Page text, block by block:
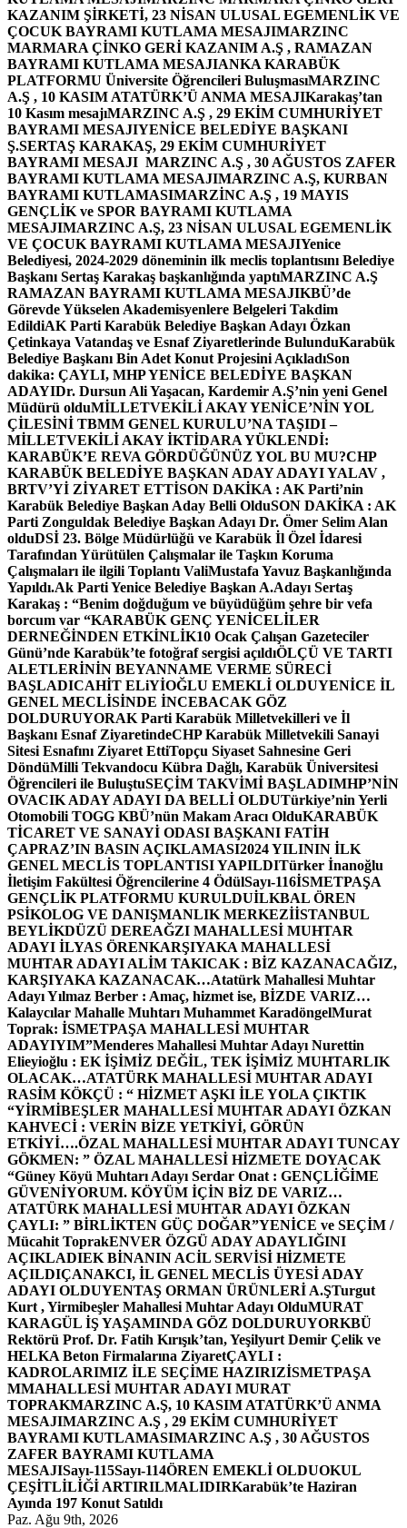
KAZANIM ŞİRKETİ, 23 NİSAN ULUSAL EGEMENLİK VE
ÇOCUK BAYRAMI KUTLAMA MESAJIMARZINC
MARMARA ÇİNKO GERİ KAZANIM A.Ş , RAMAZAN
BAYRAMI KUTLAMA MESAJIANKA KARABÜK
PLATFORMU Üniversite Öğrencileri BuluşmasıMARZINC
A.Ş , 10 KASIM ATATÜRK’Ü ANMA MESAJIKarakaş’tan
10 Kasım mesajıMARZINC A.Ş , 29 EKİM CUMHURİYET
BAYRAMI MESAJIYENİCE BELEDİYE BAŞKANI
Ş.SERTAŞ KARAKAŞ, 29 EKİM CUMHURİYET
BAYRAMI MESAJI MARZINC A.Ş , 30 AĞUSTOS ZAFER
BAYRAMI KUTLAMA MESAJIMARZINC A.Ş, KURBAN
BAYRAMI KUTLAMASIMARZİNC A.Ş , 19 MAYIS
GENÇLİK ve SPOR BAYRAMI KUTLAMA
MESAJIMARZINC A.Ş, 23 NİSAN ULUSAL EGEMENLİK
VE ÇOCUK BAYRAMI KUTLAMA MESAJIYenice
Belediyesi, 2024-2029 döneminin ilk meclis toplantısını Belediye
Başkanı Sertaş Karakaş başkanlığında yaptıMARZINC A.Ş
RAMAZAN BAYRAMI KUTLAMA MESAJIKBÜ’de
Görevde Yükselen Akademisyenlere Belgeleri Takdim
EdildiAK Parti Karabük Belediye Başkan Adayı Özkan
Çetinkaya Vatandaş ve Esnaf Ziyaretlerinde BulunduKarabük
Belediye Başkanı Bin Adet Konut Projesini AçıkladıSon
dakika: ÇAYLI, MHP YENİCE BELEDİYE BAŞKAN
ADAYIDr. Dursun Ali Yaşacan, Kardemir A.Ş’nin yeni Genel
Müdürü olduMİLLETVEKİLİ AKAY YENİCE’NİN YOL
ÇİLESİNİ TBMM GENEL KURULU’NA TAŞIDI –
MİLLETVEKİLİ AKAY İKTİDARA YÜKLENDİ:
KARABÜK’E REVA GÖRDÜĞÜNÜZ YOL BU MU?CHP
KARABÜK BELEDİYE BAŞKAN ADAY ADAYI YALAV ,
BRTV’Yİ ZİYARET ETTİSON DAKİKA : AK Parti’nin
Karabük Belediye Başkan Aday Belli OlduSON DAKİKA : AK
Parti Zonguldak Belediye Başkan Adayı Dr. Ömer Selim Alan
olduDSİ 23. Bölge Müdürlüğü ve Karabük İl Özel İdaresi
Tarafından Yürütülen Çalışmalar ile Taşkın Koruma
Çalışmaları ile ilgili Toplantı ValiMustafa Yavuz Başkanlığında
Yapıldı.Ak Parti Yenice Belediye Başkan A.Adayı Sertaş
Karakaş : “Benim doğduğum ve büyüdüğüm şehre bir vefa
borcum var “KARABÜK GENÇ YENİCELİLER
DERNEĞİNDEN ETKİNLİK10 Ocak Çalışan Gazeteciler
Günü’nde Karabük’te fotoğraf sergisi açıldıÖLÇÜ VE TARTI
ALETLERİNİN BEYANNAME VERME SÜRECİ
BAŞLADICAHİT ELiYİOĞLU EMEKLİ OLDUYENİCE İL
GENEL MECLİSİNDE İNCEBACAK GÖZ
DOLDURUYORAK Parti Karabük Milletvekilleri ve İl
Başkanı Esnaf ZiyaretindeCHP Karabük Milletvekili Sanayi
Sitesi Esnafını Ziyaret EttiTopçu Siyaset Sahnesine Geri
DöndüMilli Tekvandocu Kübra Dağlı, Karabük Üniversitesi
Öğrencileri ile BuluştuSEÇİM TAKVİMİ BAŞLADIMHP’NİN
OVACIK ADAY ADAYI DA BELLİ OLDUTürkiye’nin Yerli
Otomobili TOGG KBÜ’nün Makam Aracı OlduKARABÜK
TİCARET VE SANAYİ ODASI BAŞKANI FATİH
ÇAPRAZ’IN BASIN AÇIKLAMASI2024 YILININ İLK
GENEL MECLİS TOPLANTISI YAPILDITürker İnanoğlu
İletişim Fakültesi Öğrencilerine 4 ÖdülSayı-116İSMETPAŞA
GENÇLİK PLATFORMU KURULDUİLKBAL ÖREN
PSİKOLOG VE DANIŞMANLIK MERKEZİİSTANBUL
BEYLİKDÜZÜ DEREAĞZI MAHALLESİ MUHTAR
ADAYI İLYAS ÖRENKARŞIYAKA MAHALLESİ
MUHTAR ADAYI ALİM TAKICAK : BİZ KAZANACAĞIZ,
KARŞIYAKA KAZANACAK…Atatürk Mahallesi Muhtar
Adayı Yılmaz Berber : Amaç, hizmet ise, BİZDE VARIZ…
Kalaycılar Mahalle Muhtarı Muhammet KaradöngelMurat
Toprak: İSMETPAŞA MAHALLESİ MUHTAR
ADAYIYIM”Menderes Mahallesi Muhtar Adayı Nurettin
Elieyioğlu : EK İŞİMİZ DEĞİL, TEK İŞİMİZ MUHTARLIK
OLACAK…ATATÜRK MAHALLESİ MUHTAR ADAYI
RASİM KÖKÇÜ : “ HİZMET AŞKI İLE YOLA ÇIKTIK
“YİRMİBEŞLER MAHALLESİ MUHTAR ADAYI ÖZKAN
KAHVECİ : VERİN BİZE YETKİYİ, GÖRÜN
ETKİYİ….ÖZAL MAHALLESİ MUHTAR ADAYI TUNCAY
GÖKMEN: ” ÖZAL MAHALLESİ HİZMETE DOYACAK
“Güney Köyü Muhtarı Adayı Serdar Onat : GENÇLİĞİME
GÜVENİYORUM. KÖYÜM İÇİN BİZ DE VARIZ…
ATATÜRK MAHALLESİ MUHTAR ADAYI ÖZKAN
ÇAYLI: ” BİRLİKTEN GÜÇ DOĞAR”YENİCE ve SEÇİM /
Mücahit ToprakENVER ÖZGÜ ADAY ADAYLIĞINI
AÇIKLADIEK BİNANIN ACİL SERVİSİ HİZMETE
AÇILDIÇANAKCI, İL GENEL MECLİS ÜYESİ ADAY
ADAYI OLDUYENTAŞ ORMAN ÜRÜNLERİ A.ŞTurgut
Kurt , Yirmibeşler Mahallesi Muhtar Adayı OlduMURAT
KARAGÜL İŞ YAŞAMINDA GÖZ DOLDURUYORKBÜ
Rektörü Prof. Dr. Fatih Kırışık’tan, Yeşilyurt Demir Çelik ve
HELKA Beton Firmalarına ZiyaretÇAYLI :
KADROLARIMIZ İLE SEÇİME HAZIRIZİSMETPAŞA
MMAHALLESİ MUHTAR ADAYI MURAT
TOPRAKMARZINC A.Ş, 10 KASIM ATATÜRK’Ü ANMA
MESAJIMARZINC A.Ş , 29 EKİM CUMHURİYET
BAYRAMI KUTLAMASIMARZINC A.Ş , 30 AĞUSTOS
ZAFER BAYRAMI KUTLAMA
MESAJISayı-115Sayı-114ÖREN EMEKLİ OLDUOKUL
ÇEŞİTLİLİĞİ ARTIRILMALIDIRKarabük’te Haziran
Ayında 197 Konut Satıldı
Paz. Ağu 9th, 2026